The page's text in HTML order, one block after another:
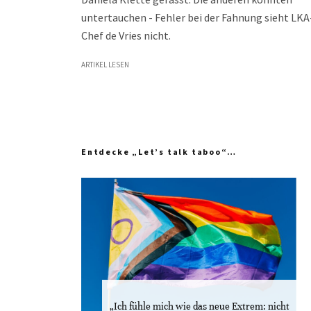
untertauchen - Fehler bei der Fahnung sieht
Chef de Vries nicht.
ARTIKEL LESEN
Entdecke „Let’s talk taboo“…
„Ich fühle mich wie das neue Extrem: nicht